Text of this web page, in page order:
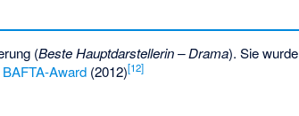
(Beste Hauptdarstellerin – Drama). Sie wurde
BAFTA-Award (2012)[12]